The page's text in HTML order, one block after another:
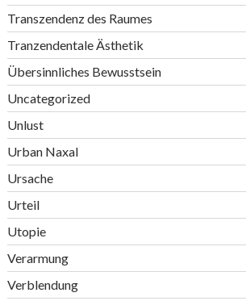
Transzendenz des Raumes
Tranzendentale Ästhetik
Übersinnliches Bewusstsein
Uncategorized
Unlust
Urban Naxal
Ursache
Urteil
Utopie
Verarmung
Verblendung